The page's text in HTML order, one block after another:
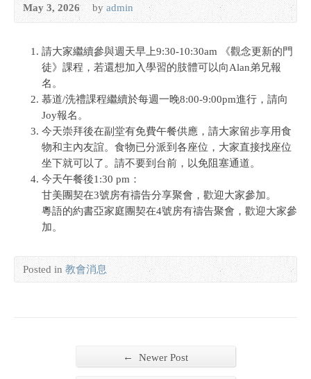
May 3, 2026 byadmin
請大家繼續參與週天早上9:30-10:30am 《觀念更新的門
徒》課程，若還想加入學習的肢體可以向Alan弟兄報
名。
慕道/洗禮課程繼續於每週一晚8:00-9:00pm進行，請向
Joy報名。
今天崇拜後在副堂有免費午餐供應，請大家留步享用食
物和主內友誼。食物已分派到各座位，大家直接找座位
坐下就可以了。請不要到台前，以免阻塞通道。
今天午餐後1:30 pm：
甘美團契在3號房有禱告分享聚會，歡迎大家參加。
粵語的約書亞家庭團契在4號房有禱告聚會，歡迎大家參
加。
Posted in教會消息
← Newer Post